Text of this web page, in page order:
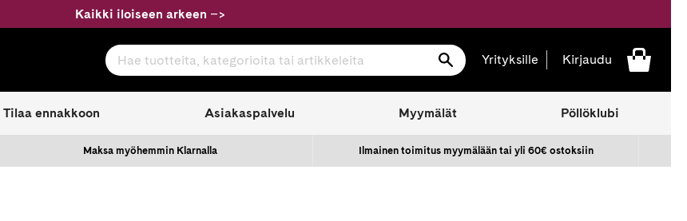
Kaikki iloiseen arkeen –>
Hae tuotteita, kategorioita tai artikkeleita
Hae Yrityksille Kirjaudu
Tilaa ennakkoon Asiakaspalvelu Myymälät Pöllöklubi
Maksa myöhemmin Klarnalla Ilmainen toimitus myymälään tai yli 60€ ostoksiin